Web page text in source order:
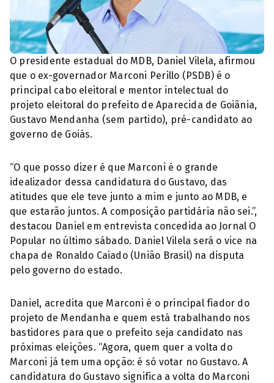
O presidente estadual do MDB, Daniel Vilela, afirmou
que o ex-governador Marconi Perillo (PSDB) é o
principal cabo eleitoral e mentor intelectual do
projeto eleitoral do prefeito de Aparecida de Goiânia,
Gustavo Mendanha (sem partido), pré-candidato ao
governo de Goiás.
“O que posso dizer é que Marconi é o grande
idealizador dessa candidatura do Gustavo, das
atitudes que ele teve junto a mim e junto ao MDB, e
que estarão juntos. A composição partidária não sei.”,
destacou Daniel em entrevista concedida ao Jornal O
Popular no último sábado. Daniel Vilela será o vice na
chapa de Ronaldo Caiado (União Brasil) na disputa
pelo governo do estado.
Daniel, acredita que Marconi é o principal fiador do
projeto de Mendanha e quem está trabalhando nos
bastidores para que o prefeito seja candidato nas
próximas eleições. “Agora, quem quer a volta do
Marconi já tem uma opção: é só votar no Gustavo. A
candidatura do Gustavo significa a volta do Marconi